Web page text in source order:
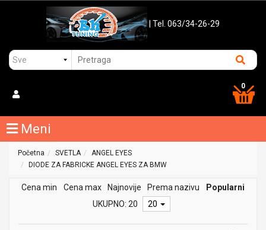
| Tel. 063/34-26-29
0
Meni
Početna SVETLA
ANGEL EYES
DIODE ZA FABRICKE ANGEL EYES ZA BMW
Cena min Cena max Najnovije Prema nazivu
Popularni
UKUPNO: 20
20